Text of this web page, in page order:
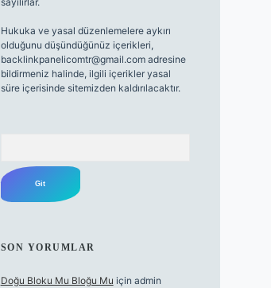
Hukuka ve yasal düzenlemelere aykırı
olduğunu düşündüğünüz içerikleri,
backlinkpanelicomtr@gmail.comadresine
bildirmeniz halinde, ilgili içerikler yasal
süre içerisinde sitemizden kaldırılacaktır.
SON YORUMLAR
Doğu Bloku Mu Bloğu Mu için admin